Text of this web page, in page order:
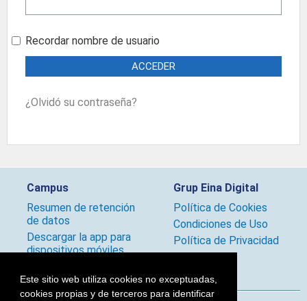
Este sitio web utiliza cookies no exceptuadas,
cookies propias y de terceros para identificar
Recordar nombre de usuario
¿Olvidó su contraseña?
Campus
Resumen de retención
de datos
Descargar la app para
dispositivos móviles
Grup Eina Digital
Política de Cookies
Condiciones de Uso
Política de Privacidad